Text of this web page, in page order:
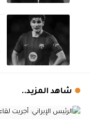
شاهد المزيد..